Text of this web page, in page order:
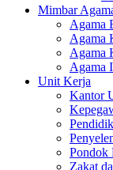
Mimbar
Agama
Agama
Agama
Agama
Unit Kerja
Kantor
Pondok
Zakat